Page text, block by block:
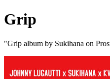
Grip
"Grip album by Sukihana on